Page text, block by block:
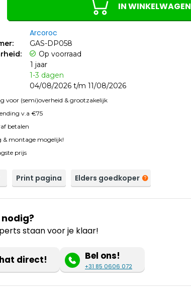
IN WINKELWAGEN
Arcoroc
GAS-DP058
Op voorraad
1 jaar
1-3 dagen
04/08/2026 t/m 11/08/2026
voor (semi)overheid & grootzakelijk
v.a €75
betalen
& montage mogelijk!
prijs
Print pagina Elders goedkoper
staan voor je klaar!
direct! Bel ons!
+31 85 0606 072